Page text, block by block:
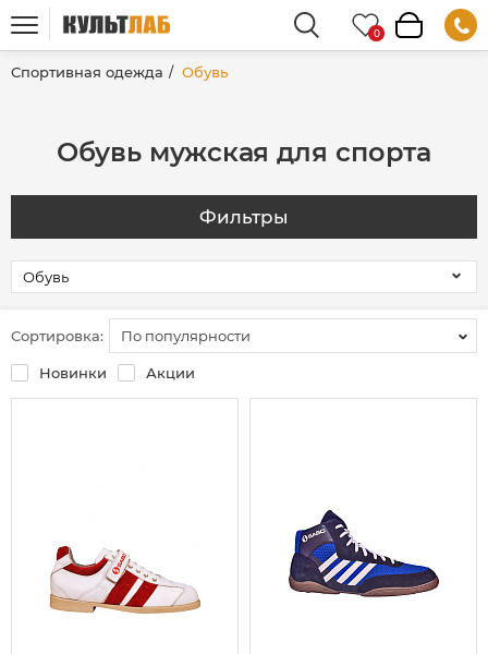
Спортивная одежда Обувь
Обувь мужская для спорта
Фильтры
Сортировка: По популярности
Новинки Акции